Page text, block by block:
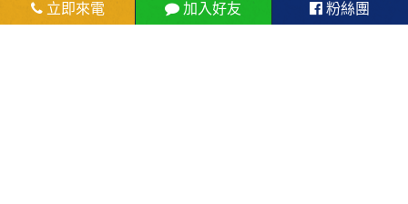
汽車借款 黃金鑽石典當
立即來電 加入好友 粉絲團